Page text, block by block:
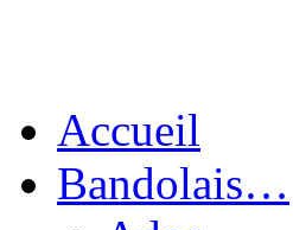
Accueil
Bandolais…